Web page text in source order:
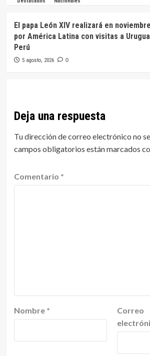
El papa León XIV realizará en
por América Latina con visitas a
Perú
5 agosto, 2026 0
Deja una respuesta
Tu dirección de correo electrónico no
campos obligatorios están marcados
Comentario *
Nombre *
Correo